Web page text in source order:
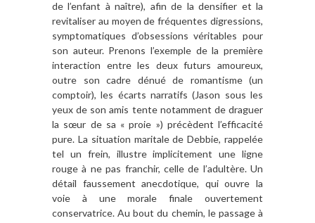
de l’enfant à naître), afin de la densifier et la
revitaliser au moyen de fréquentes digressions,
symptomatiques d’obsessions véritables pour
son auteur. Prenons l’exemple de la première
interaction entre les deux futurs amoureux,
outre son cadre dénué de romantisme (un
comptoir), les écarts narratifs (Jason sous les
yeux de son amis tente notamment de draguer
la sœur de sa « proie ») précèdent l’efficacité
pure. La situation maritale de Debbie, rappelée
tel un frein, illustre implicitement une ligne
rouge à ne pas franchir, celle de l’adultère. Un
détail faussement anecdotique, qui ouvre la
voie à une morale finale ouvertement
conservatrice. Au bout du chemin, le passage à